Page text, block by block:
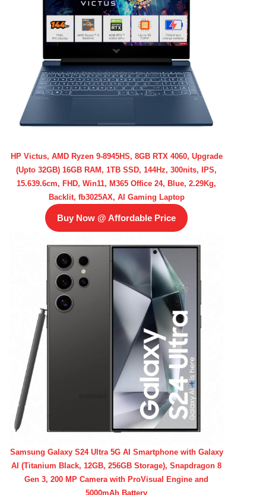
HP Victus, AMD Ryzen 9-8945HS, 8GB RTX 4060, Upgrade
(Upto 32GB) 16GB RAM, 1TB SSD, 144Hz, 300nits, IPS,
15.639.6cm, FHD, Win11, M365 Office 24, Blue, 2.29Kg,
Backlit, fb3025AX, AI Gaming Laptop
Buy Now @ Affordable Price
Samsung Galaxy S24 Ultra 5G AI Smartphone with Galaxy
AI (Titanium Black, 12GB, 256GB Storage), Snapdragon 8
Gen 3, 200 MP Camera with ProVisual Engine and
5000mAh Battery